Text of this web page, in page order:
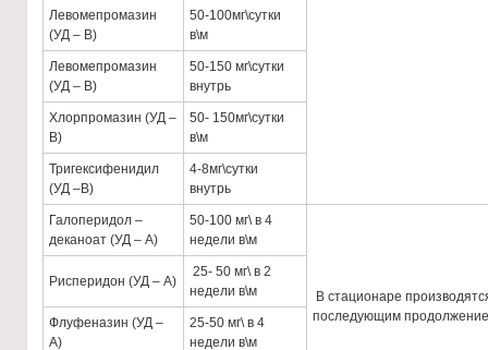
Левомепромазин
(УД – В)
50-100мг\сутки
в\м
Левомепромазин
(УД – В)
50-150 мг\сутки
внутрь
Хлорпромазин (УД –
В)
50- 150мг\сутки
в\м
Тригексифенидил
(УД –В)
4-8мг\сутки
внутрь
Галоперидол –
деканоат (УД – А)
50-100 мг\ в 4
недели в\м
В стационаре
последующим
Рисперидон (УД – А)
25- 50 мг\ в 2
недели в\м
Флуфеназин (УД –
А)
25-50 мг\ в 4
недели в\м